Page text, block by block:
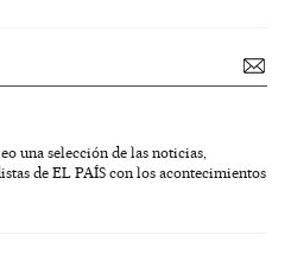
una selección de las noticias,
de EL PAÍS con los acontecimientos